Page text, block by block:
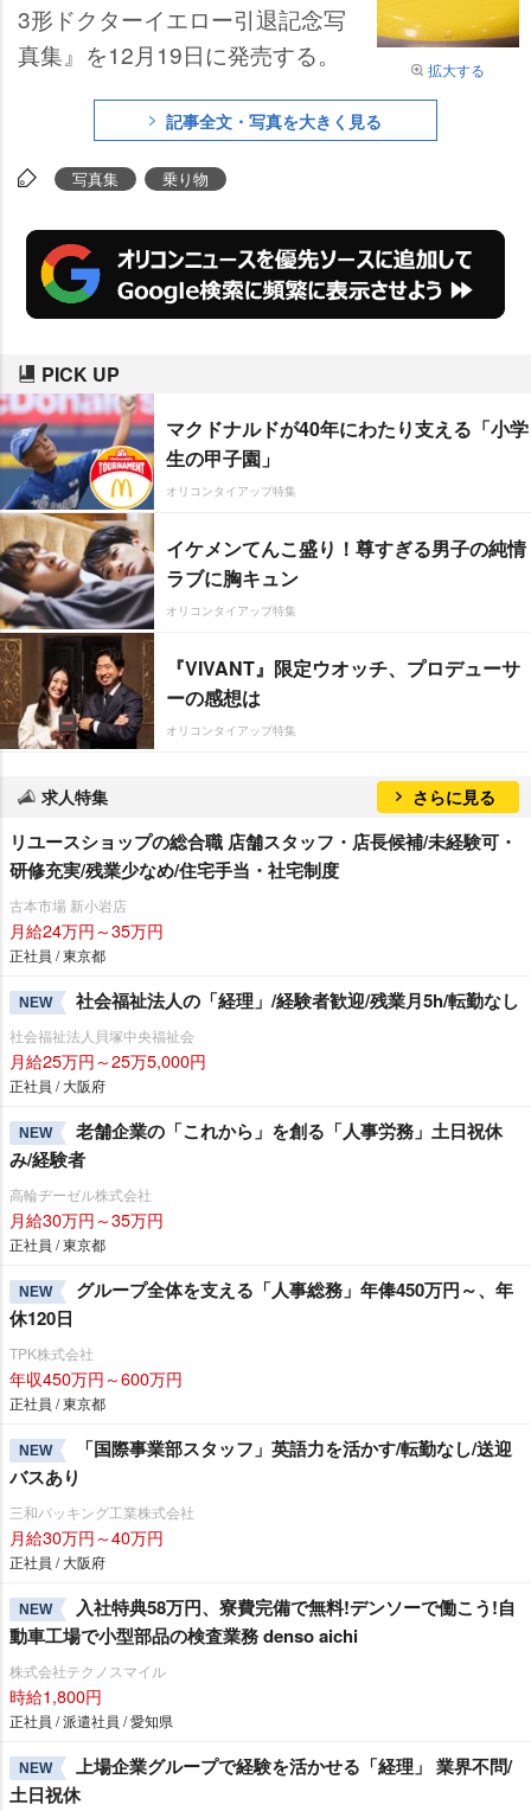
拡大する
3形ドクターイエロー引退記念写
真集』を12月19日に発売する。
記事全文・写真を大きく見る
写真集 乗り物
PICK UP
マクドナルドが40年にわたり支える「小学
生の甲子園」
オリコンタイアップ特集
イケメンてんこ盛り！尊すぎる男子の純情
ラブに胸キュン
オリコンタイアップ特集
『VIVANT』限定ウオッチ、プロデューサ
ーの感想は
オリコンタイアップ特集
求人特集 さらに見る
リユースショップの総合職 店舗スタッフ・店長候補/未経験可・
研修充実/残業少なめ/住宅手当・社宅制度
古本市場 新小岩店
月給24万円～35万円
正社員 / 東京都
NEW 社会福祉法人の「経理」/経験者歓迎/残業月5h/転勤なし
社会福祉法人貝塚中央福祉会
月給25万円～25万5,000円
正社員 / 大阪府
NEW
老舗企業の「これから」を創る「人事労務」土日祝休
み/経験者
高輪ヂーゼル株式会社
月給30万円～35万円
正社員 / 東京都
NEW
グループ全体を支える「人事総務」年俸450万円～、年
休120日
TPK株式会社
年収450万円～600万円
正社員 / 東京都
NEW
「国際事業部スタッフ」英語力を活かす/転勤なし/送迎
バスあり
三和パッキング工業株式会社
月給30万円～40万円
正社員 / 大阪府
NEW
入社特典58万円、寮費完備で無料!デンソーで働こう!自
動車工場で小型部品の検査業務 denso aichi
株式会社テクノスマイル
時給1,800円
正社員 / 派遣社員 / 愛知県
NEW
上場企業グループで経験を活かせる「経理」 業界不問/
土日祝休